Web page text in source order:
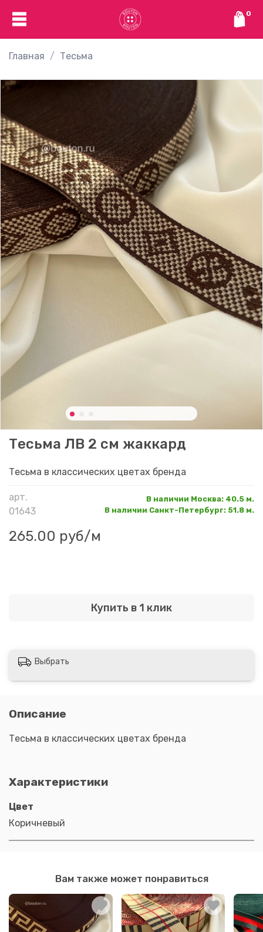
0
Главная Тесьма
арт.
01643
В наличии Москва: 40.5 м.
В наличии Санкт-Петербург: 51.8 м.
Тесьма ЛВ 2 см жаккард
265.00 руб/м
Купить в 1 клик
Тесьма в классических цветах бренда
Выбрать
Описание
Тесьма в классических цветах бренда
Характеристики
Цвет
Коричневый
Вам также может понравиться